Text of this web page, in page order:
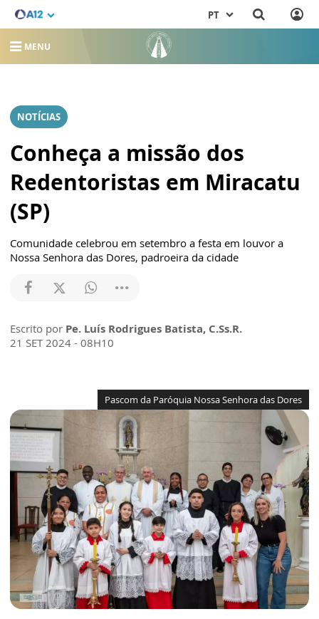
PT
MENU
NOTÍCIAS
Conheça a missão dos
Redentoristas em Miracatu
(SP)
Comunidade celebrou em setembro a festa em louvor a
Nossa Senhora das Dores, padroeira da cidade
Escrito por Pe. Luís Rodrigues Batista, C.Ss.R.
21 SET 2024 - 08H10
Pascom da Paróquia Nossa Senhora das Dores